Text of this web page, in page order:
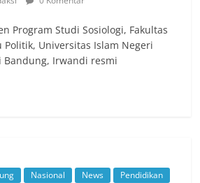
Program Studi Sosiologi, Fakultas
Politik, Universitas Islam Negeri
Bandung, Irwandi resmi
Nasional News
Pendidikan